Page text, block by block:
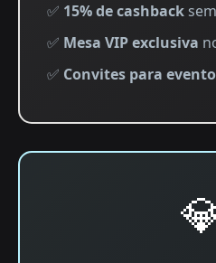
✅ 15% de cashback
✅ Mesa VIP exclusiva
✅ Convites para